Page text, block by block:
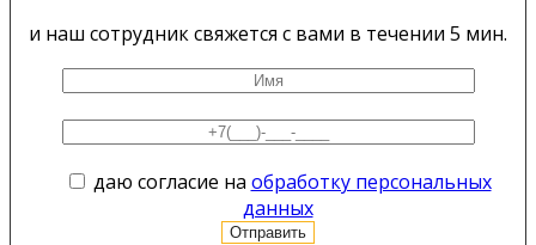
и наш сотрудник свяжется с вами в течении 5 мин.
даю согласие на обработку персональных
данных